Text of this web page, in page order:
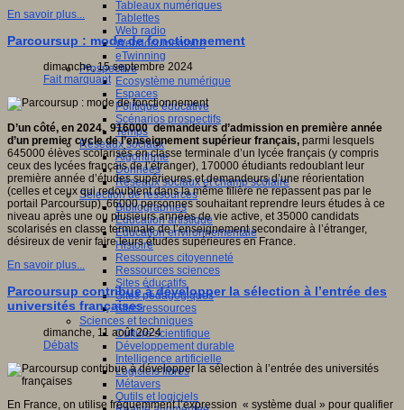
Tableaux numériques
Tablettes
Web radio
Webdocumentaire
eTwinning
Prospective
Ecosystème numérique
Espaces
Politique éducative
Scénarios prospectifs
Temps
Réseaux sociaux
Algorithme
Données
Réseaux sociaux et champ scolaire
Sélection de ressources
Bibliographies
Education artistique
Education environnementale
Histoire
Ressources citoyenneté
Ressources sciences
Sites éducatifs
Sites pédagogiques
Sites ressources
Sciences et techniques
Culture scientifique
Développement durable
Intelligence artificielle
Logiciels libres
Métavers
Outils et logiciels
En savoir plus...
Parcoursup : mode de fonctionnement
dimanche, 15 septembre 2024
Fait marquant
D’un côté, en 2024, 916000 demandeurs d’admission en première année
d’un premier cycle de l’enseignement supérieur français, parmi lesquels
645000 élèves scolarisés en classe terminale d’un lycée français (y compris
ceux des lycées français de l’étranger), 170000 étudiants redoublant leur
première année d’études supérieures et demandeurs d’une réorientation
(celles et ceux qui redoublent dans la même filière ne repassent pas par le
portail Parcoursup), 66000 personnes souhaitant reprendre leurs études à ce
niveau après une ou plusieurs années de vie active, et 35000 candidats
scolarisés en classe terminale de l’enseignement secondaire à l’étranger,
désireux de venir faire leurs études supérieures en France.
En savoir plus...
Parcoursup contribue à développer la sélection à l’entrée des
universités françaises
dimanche, 11 août 2024
Débats
En France, on utilise fréquemment l’expression « système dual » pour qualifier